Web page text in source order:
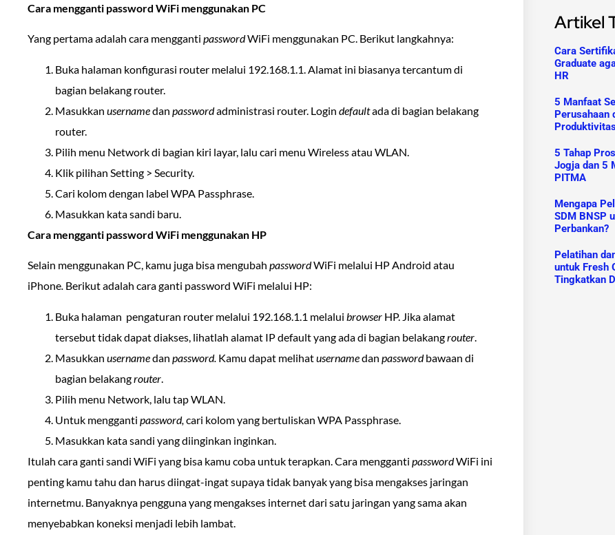
Cara mengganti password WiFi menggunakan PC
Yang pertama adalah cara mengganti passwordWiFi menggunakan PC. Berikut langkahnya:
Buka halaman konfigurasi router melalui 192.168.1.1. Alamat ini biasanya tercantum di
bagian belakang router.
Masukkan usernamedan passwordadministrasi router. Login defaultada di bagian belakang
router.
Pilih menu Network di bagian kiri layar, lalu cari menu Wireless atau WLAN.
Klik pilihan Setting > Security.
Cari kolom dengan label WPA Passphrase.
Masukkan kata sandi baru.
Cara mengganti password WiFi menggunakan HP
Selain menggunakan PC, kamu juga bisa mengubah passwordWiFi melalui HP Android atau
iPhone. Berikut adalah cara ganti password WiFi melalui HP:
Buka halaman pengaturan router melalui 192.168.1.1 melalui browser HP. Jika alamat
tersebut tidak dapat diakses, lihatlah alamat IP default yang ada di bagian belakangrouter
Masukkan usernamedan password. Kamu dapat melihatusernamedan passwordbawaan di
bagian belakangrouter
Pilih menu Network, lalu tap WLAN.
Untuk mengganti password, cari kolom yang bertuliskan WPA Passphrase.
Masukkan kata sandi yang diinginkan inginkan.
Itulah cara ganti sandi WiFi yang bisa kamu coba untuk terapkan. Cara mengganti passwordWiFi ini
penting kamu tahu dan harus diingat-ingat supaya tidak banyak yang bisa mengakses jaringan
internetmu. Banyaknya pengguna yang mengakses internet dari satu jaringan yang sama akan
menyebabkan koneksi menjadi lebih lambat.
Artikel
Cara
Graduate
HR
5 Manfaat
Perusahaan
5 Tahap
Jogja dan 5
PITMA
Mengapa
SDM BNSP
Perbankan?
Pelatihan
untuk Fresh
Tingkatkan